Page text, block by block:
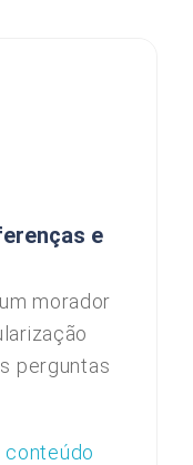
e
morador
perguntas
conteúdo